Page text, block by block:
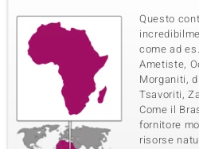
Questo
come ad
Ametiste,
Morganiti,
Tsavoriti,
Come il
fornitore
risorse